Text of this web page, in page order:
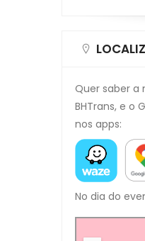
Quer saber a
BHTrans, e o
nos apps:
No dia do